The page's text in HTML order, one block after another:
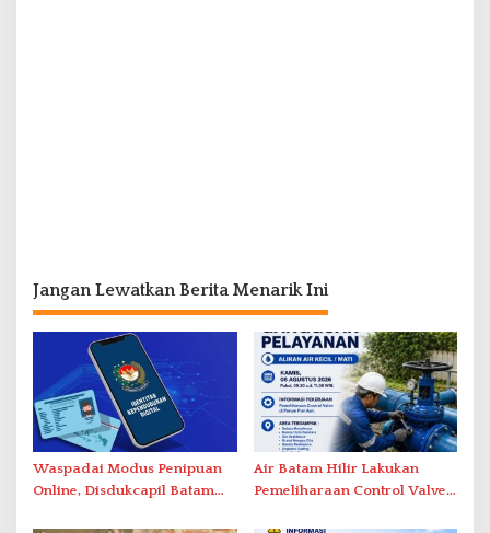
Jangan Lewatkan Berita Menarik Ini
Waspadai Modus Penipuan
Online, Disdukcapil Batam
Air Batam Hilir Lakukan
Pemeliharaan Control Valve,